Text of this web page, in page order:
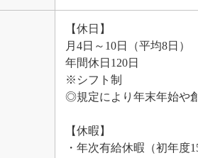
【休日】
月4日～10日（平均8日）
年間休日120日
※シフト制
◎規定により年末年始や
【休暇】
・年次有給休暇（初年度